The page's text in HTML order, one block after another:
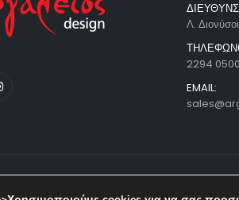
Λ.
2294
EMAIL: